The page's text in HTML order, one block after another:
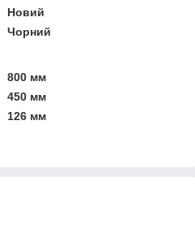
Новий
Чорний
800 мм
450 мм
126 мм